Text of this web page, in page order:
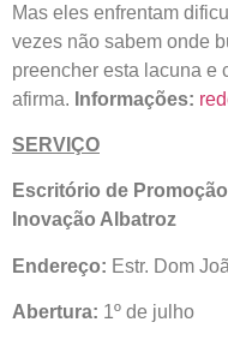
Mas eles enfrentam
vezes não sabem onde
preencher esta lacuna e
afirma. Informações:
SERVIÇO
Escritório de
Inovação Albatroz
Endereço: Estr. Dom
Abertura: 1º de julho